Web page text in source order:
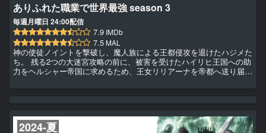
ありふれた職業で世界最強 season 3
毎週月曜日 24:00配信
7.9 IMDb
7.5 MAL
神の使徒ノイントを撃破し、魔人族による王都侵攻を退けたハジメた
ち。 残る2つの大迷宮攻略の前に、被害を受けたハイリヒ王国への助
力をヘルシャー帝国に求めるため、王女リリアーナを帝都へ送り届け
ちは、魔人族と帝国兵の侵攻を受けたフェアベルゲンの現状を知る。
りだ」 “最強”異世界ファンタジー、season 3開幕！
2024-夏